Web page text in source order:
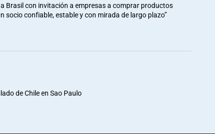
Brasil con invitación a empresas a comprar productos
socio confiable, estable y con mirada de largo plazo”
de Chile en Sao Paulo